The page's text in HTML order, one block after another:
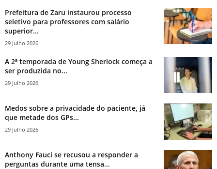
Prefeitura de Zaru instaurou processo
seletivo para professores com salário
superior...
29 Julho 2026
A 2ª temporada de Young Sherlock começa a
ser produzida no...
29 Julho 2026
Medos sobre a privacidade do paciente, já
que metade dos GPs...
29 Julho 2026
Anthony Fauci se recusou a responder a
perguntas durante uma tensa...